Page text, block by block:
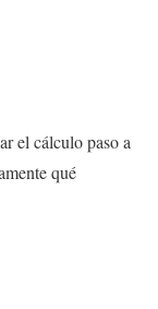
el cálculo paso a
qué